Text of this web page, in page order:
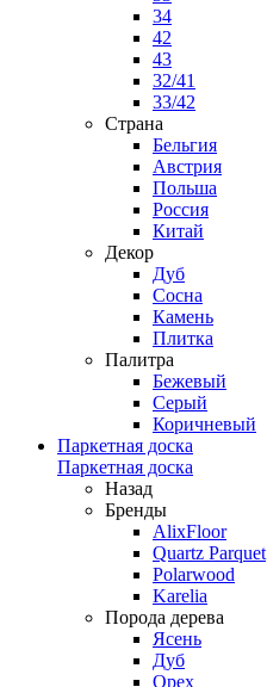
34
42
43
32/41
33/42
Страна
Бельгия
Австрия
Польша
Россия
Китай
Декор
Дуб
Сосна
Камень
Плитка
Палитра
Бежевый
Серый
Коричневый
Паркетная доска
Паркетная доска
Назад
Бренды
AlixFloor
Quartz Parquet
Polarwood
Karelia
Порода дерева
Ясень
Дуб
Орех